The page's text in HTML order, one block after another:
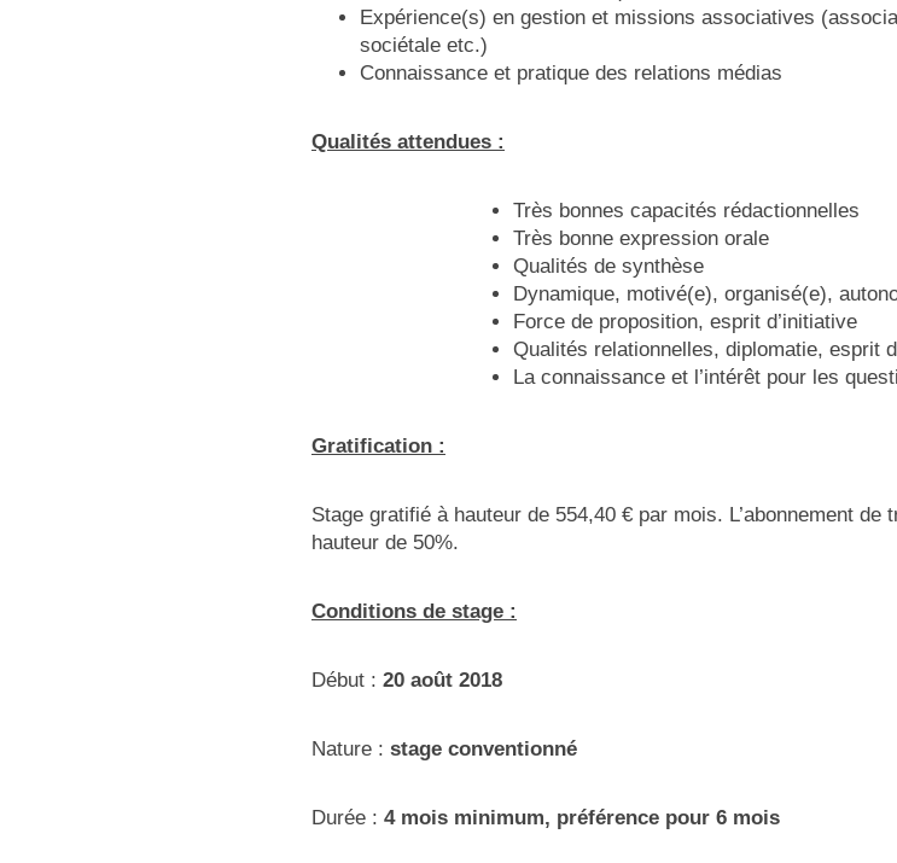
Expérience(s) en gestion et missions associatives
sociétale etc.)
Connaissance et pratique des relations médias
Qualités attendues :
Très bonnes capacités rédactionnelles
Très bonne expression orale
Qualités de synthèse
Dynamique, motivé(e), organisé(e),
Force de proposition, esprit d’initiative
Qualités relationnelles, diplomatie, esprit
La connaissance et l’intérêt pour les
Gratification :
Stage gratifié à hauteur de 554,40 € par mois. L’abonnement
hauteur de 50%.
Conditions de stage :
Début : 20 août 2018
Nature : stage conventionné
Durée : 4 mois minimum, préférence pour 6 mois